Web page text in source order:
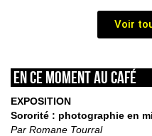
Voir
En ce moment au café
EXPOSITION
Sororité : photographie en
Par Romane Tourral